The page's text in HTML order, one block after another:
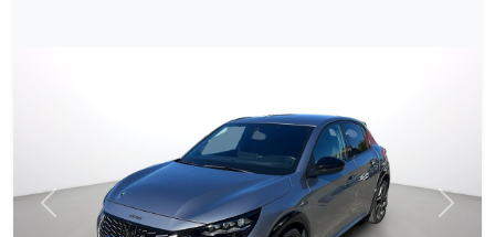
Précédent